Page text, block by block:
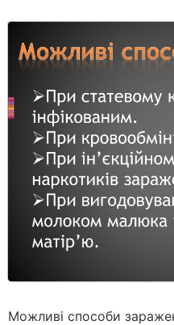
Можливі способи